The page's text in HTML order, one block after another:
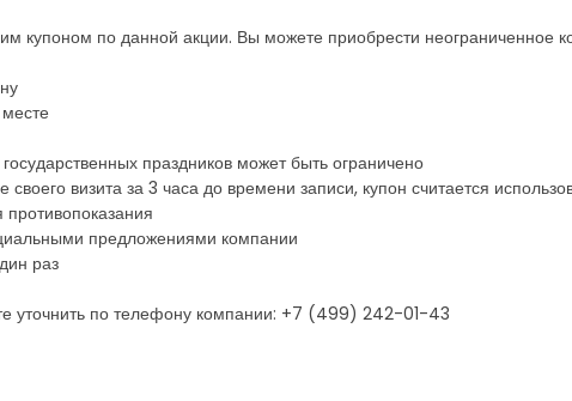
купоном по данной акции. Вы можете приобрести неограниченное
праздников может быть ограничено
визита за 3 часа до времени записи, купон считается
предложениями компании
раз
уточнить по телефону компании: +7 (499) 242-01-43